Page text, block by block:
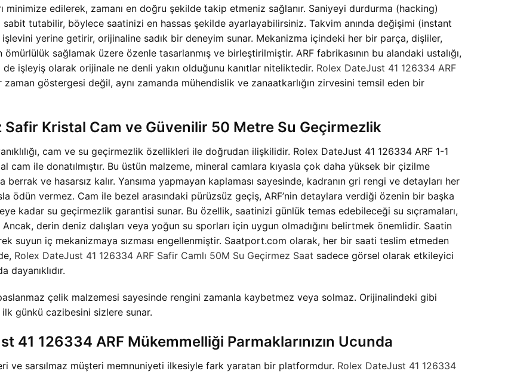
minimize edilerek, zamanı en doğru şekilde takip etmeniz sağlanır. Saniyeyi durdurma (hacking)
tutabilir, böylece saatinizi en hassas şekilde ayarlayabilirsiniz. Takvim anında değişimi (instant
yerine getirir, orijinaline sadık bir deneyim sunar. Mekanizma içindeki her bir parça, dişliler,
sağlamak üzere özenle tasarlanmış ve birleştirilmiştir. ARF fabrikasının bu alandaki ustalığı,
işleyiş olarak orijinale ne denli yakın olduğunu kanıtlar niteliktedir. Rolex DateJust 41 126334 ARF
zaman göstergesi değil, aynı zamanda mühendislik ve zanaatkarlığın zirvesini temsil eden bir
Safir Kristal Cam ve Güvenilir 50 Metre Su Geçirmezlik
cam ve su geçirmezlik özellikleri ile doğrudan ilişkilidir. Rolex DateJust 41 126334 ARF 1-1
ile donatılmıştır. Bu üstün malzeme, mineral camlara kıyasla çok daha yüksek bir çizilme
ve hasarsız kalır. Yansıma yapmayan kaplaması sayesinde, kadranın gri rengi ve detayları her
ödün vermez. Cam ile bezel arasındaki pürüzsüz geçiş, ARF’nin detaylara verdiği özenin bir başka
kadar su geçirmezlik garantisi sunar. Bu özellik, saatinizi günlük temas edebileceği su sıçramaları,
derin deniz dalışları veya yoğun su sporları için uygun olmadığını belirtmek önemlidir. Saatin
suyun iç mekanizmaya sızması engellenmiştir. Saatport.com olarak, her bir saati teslim etmeden
Rolex DateJust 41 126334 ARF Safir Camlı 50M Su Geçirmez Saat sadece görsel olarak etkileyici
dayanıklıdır.
çelik malzemesi sayesinde rengini zamanla kaybetmez veya solmaz. Orijinalindeki gibi
günkü cazibesini sizlere sunar.
41 126334 ARF Mükemmelliği Parmaklarınızın Ucunda
ve sarsılmaz müşteri memnuniyeti ilkesiyle fark yaratan bir platformdur. Rolex DateJust 41 126334